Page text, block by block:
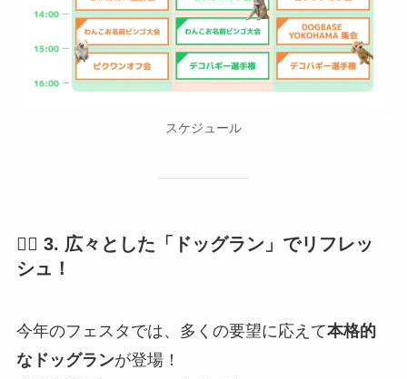
スケジュール
🐕‍🦺 3. 広々とした「ドッグラン」でリフレッ
シュ！
今年のフェスタでは、多くの要望に応えて本格的
なドッグランが登場！